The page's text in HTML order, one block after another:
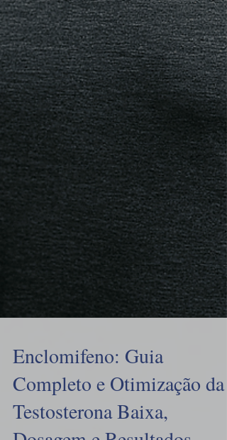
Enclomifeno: Guia
Completo e Otimização da